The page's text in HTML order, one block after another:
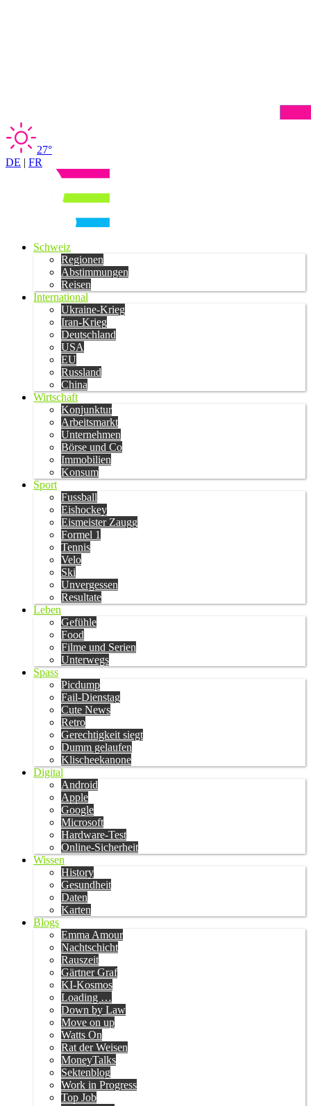
27°
DE | FR
Schweiz
Regionen
Abstimmungen
Reisen
International
Ukraine-Krieg
Iran-Krieg
Deutschland
USA
EU
Russland
China
Wirtschaft
Konjunktur
Arbeitsmarkt
Unternehmen
Börse und Co
Immobilien
Konsum
Sport
Fussball
Eishockey
Eismeister Zaugg
Formel 1
Tennis
Velo
Ski
Unvergessen
Resultate
Leben
Gefühle
Food
Filme und Serien
Unterwegs
Spass
Picdump
Fail-Dienstag
Cute News
Retro
Gerechtigkeit siegt
Dumm gelaufen
Klischeekanone
Digital
Android
Apple
Google
Microsoft
Hardware-Test
Online-Sicherheit
Wissen
History
Gesundheit
Daten
Karten
Blogs
Emma Amour
Nachtschicht
Rauszeit
Gärtner Graf
KI-Kosmos
Loading …
Down by Law
Move on up
Watts On
Rat der Weisen
MoneyTalks
Sektenblog
Work in Progress
Top Job